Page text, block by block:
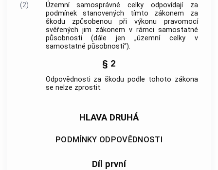
(2)
Územní samosprávné celky odpovídají za
podmínek stanovených tímto zákonem za
škodu způsobenou při výkonu pravomocí
svěřených jim zákonem v rámci samostatné
působnosti (dále jen „územní celky v
samostatné působnosti“).
§ 2
Odpovědnosti za škodu podle tohoto zákona
se nelze zprostit.
HLAVA DRUHÁ
PODMÍNKY ODPOVĚDNOSTI
Díl první